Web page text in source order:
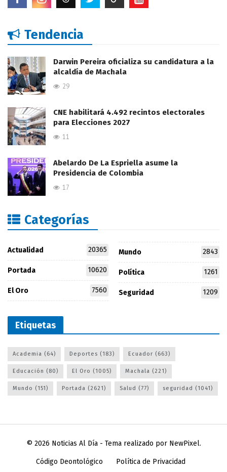
Tendencia
Darwin Pereira oficializa su candidatura a la
alcaldía de Machala
29
CNE habilitará 4.492 recintos electorales
para Elecciones 2027
11
Abelardo De La Espriella asume la
Presidencia de Colombia
17
Categorías
Actualidad 20365
Portada 10620
El Oro 7560
Mundo 2843
Política 1261
Seguridad 1209
Etiquetas
Academia (64) Deportes (183) Ecuador (663)
Educación (80) El Oro (1005) Machala (221)
Mundo (151) Portada (2621) Salud (77) seguridad (1041)
© 2026 Noticias Al Día- Tema realizado por NewPixel.
Código Deontológico Política de Privacidad